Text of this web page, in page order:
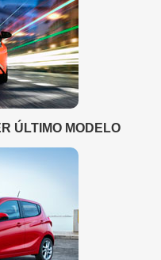
ÚLTIMO MODELO